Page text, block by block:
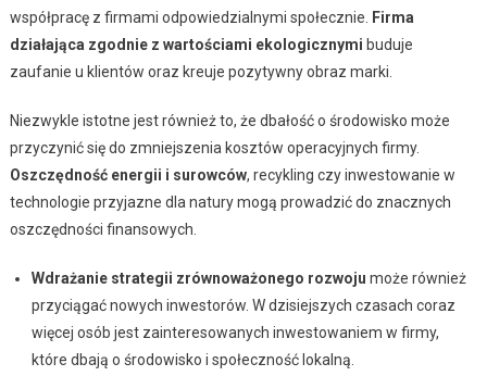
współpracę z firmami odpowiedzialnymi społecznie. Firma
działająca zgodnie z wartościami ekologicznymi buduje
zaufanie u klientów oraz kreuje pozytywny obraz marki.
Niezwykle istotne jest również to, że dbałość o środowisko może
przyczynić się do zmniejszenia kosztów operacyjnych firmy.
Oszczędność energii i surowców, recykling czy inwestowanie w
technologie przyjazne dla natury mogą prowadzić do znacznych
oszczędności finansowych.
Wdrażanie strategii zrównoważonego rozwoju może również
przyciągać nowych inwestorów. W dzisiejszych czasach coraz
więcej osób jest zainteresowanych inwestowaniem w firmy,
które dbają o środowisko i społeczność lokalną.